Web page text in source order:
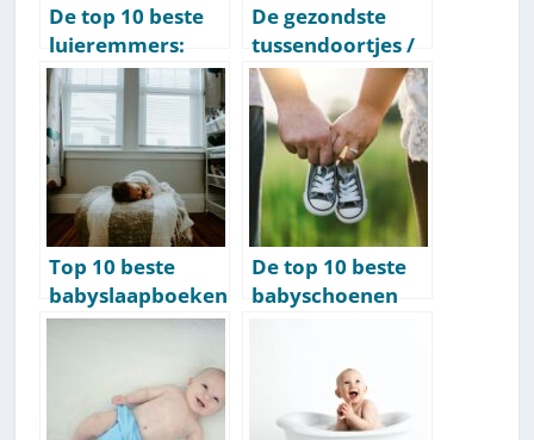
De top 10 beste
luieremmers:
deze raden wij
aan
De gezondste
tussendoortjes /
snacks voor je
baby & dreumes
[overzicht]
Top 10 beste
babyslaapboeken
: hiermee slaapt
De top 10 beste
babyschoenen